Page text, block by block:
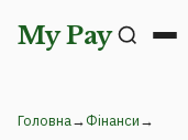
My Pay
Головна→Фінанси→